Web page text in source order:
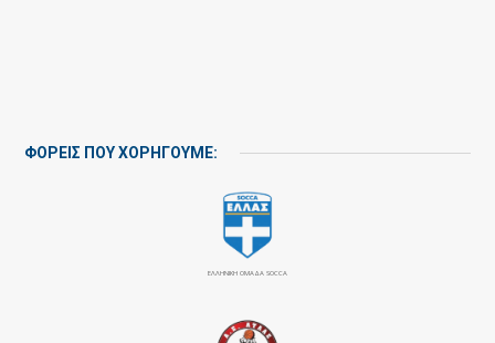
ΦΟΡΕΙΣ ΠΟΥ ΧΟΡΗΓΟΥΜΕ:
ΕΛΛΗΝΙΚΗ ΟΜΑΔΑ SOCCA